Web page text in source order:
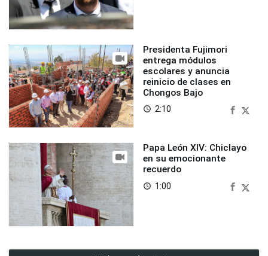
Presidenta Fujimori
entrega módulos
escolares y anuncia
reinicio de clases en
Chongos Bajo
access_time 2:10
Papa León XIV: Chiclayo
en su emocionante
recuerdo
access_time 1:00